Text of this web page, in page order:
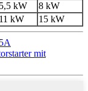
5,5 kW
8 kW
11 kW 15 kW
mit